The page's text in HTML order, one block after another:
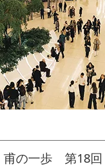
甫の一歩 第18回